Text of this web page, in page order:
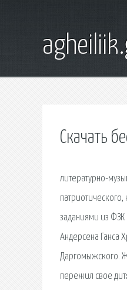
Скачать
литературно-
заданиями из ФЗК
Андерсена Ганса
Даргомыжского.
пережил свое